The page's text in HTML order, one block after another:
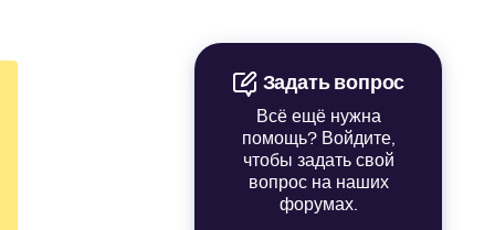
Задать вопрос
Всё ещё нужна
помощь? Войдите,
чтобы задать свой
вопрос на наших
форумах.